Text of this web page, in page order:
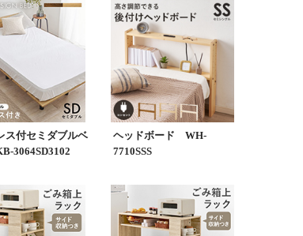
ス付セミダブルベ
3064SD3102
ヘッドボード WH-
7710SSS